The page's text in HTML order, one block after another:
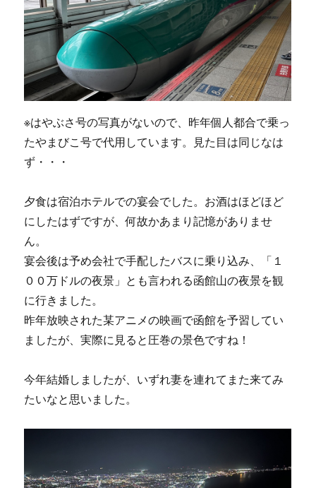
※はやぶさ号の写真がないので、昨年個人都合で乗っ
たやまびこ号で代用しています。見た目は同じなは
ず・・・
夕食は宿泊ホテルでの宴会でした。お酒はほどほど
にしたはずですが、何故かあまり記憶がありませ
ん。
宴会後は予め会社で手配したバスに乗り込み、「１
００万ドルの夜景」とも言われる函館山の夜景を観
に行きました。
昨年放映された某アニメの映画で函館を予習してい
ましたが、実際に見ると圧巻の景色ですね！
今年結婚しましたが、いずれ妻を連れてまた来てみ
たいなと思いました。